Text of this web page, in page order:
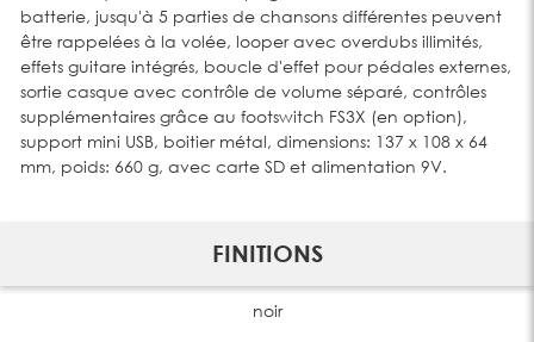
batterie, jusqu'à 5 parties de chansons différentes peuvent
être rappelées à la volée, looper avec overdubs illimités,
effets guitare intégrés, boucle d'effet pour pédales externes,
sortie casque avec contrôle de volume séparé, contrôles
supplémentaires grâce au footswitch FS3X (en option),
support mini USB, boitier métal, dimensions: 137 x 108 x 64
mm, poids: 660 g, avec carte SD et alimentation 9V.
FINITIONS
noir